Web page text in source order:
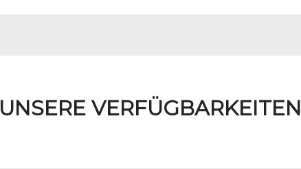
UNSERE VERFÜGBARKEITEN